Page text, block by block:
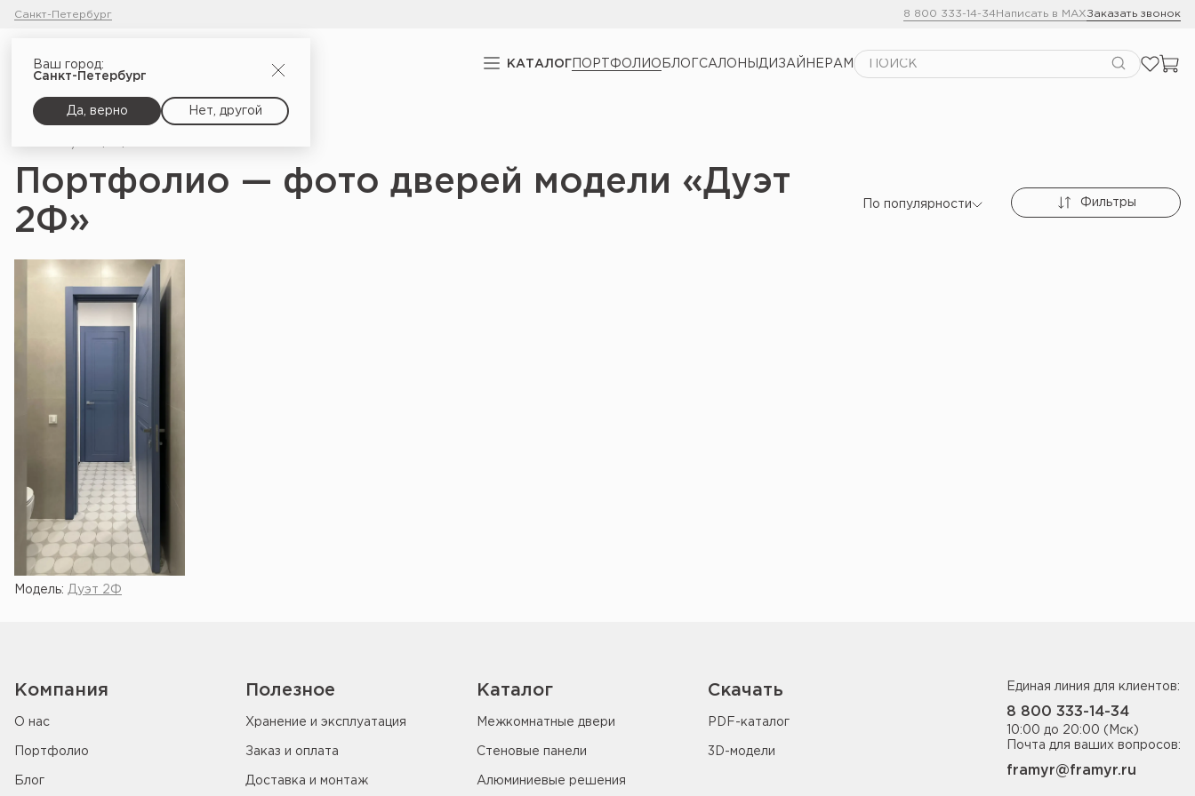
Санкт-Петербург 8 800 333-14-34Написать в MAXЗаказать звонок
КАТАЛОГ ПОРТФОЛИО БЛОГСАЛОНЫ ДИЗАЙНЕРАМ
Ваш город:
Санкт-Петербург
Да, верно Нет, другой
Портфолио — фото дверей модели «Дуэт
2Ф»
По популярности Фильтры
Модель: Дуэт 2Ф
Компания
О нас
Портфолио
Блог
Полезное
Хранение и эксплуатация
Заказ и оплата
Доставка и монтаж
Каталог
Межкомнатные двери
Стеновые панели
Алюминиевые решения
Скачать
PDF-каталог
3D-модели
Единая линия для клиентов:
8 800 333-14-34
10:00 до 20:00 (Мск)
Почта для ваших вопросов:
framyr@framyr.ru